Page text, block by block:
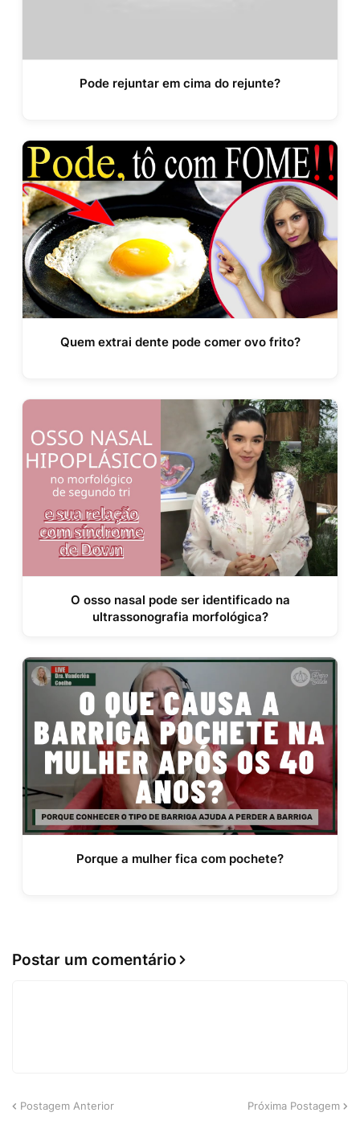
Pode rejuntar em cima do rejunte?
Quem extrai dente pode comer ovo frito?
O osso nasal pode ser identificado na
ultrassonografia morfológica?
Porque a mulher fica com pochete?
Postar um comentário
Postagem Anterior Próxima Postagem